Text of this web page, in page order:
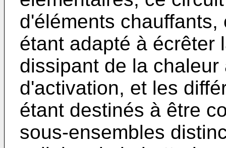
d'éléments
étant adapté à écrêter
dissipant de la
d'activation, et les
étant destinés à être
sous-ensembles